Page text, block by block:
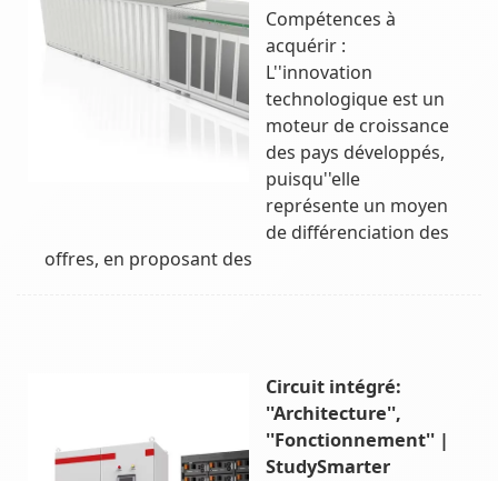
Compétences à
acquérir :
L''innovation
technologique est un
moteur de croissance
des pays développés,
puisqu''elle
représente un moyen
de différenciation des
offres, en proposant des
Circuit intégré:
''Architecture'',
''Fonctionnement'' |
StudySmarter